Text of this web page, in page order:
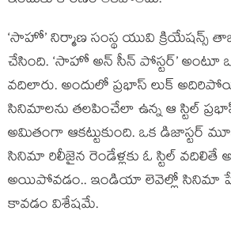
‘సాహో’ నిర్మాణ సంస్థ యువి క్రియేషన్స్
చేసింది. ‘సాహో అన్ సీన్ పోస్టర్’ అంటూ ఒక
వదిలారు. అందులో ప్రభాస్ లుక్
సినిమాలను తలపించేలా ఉన్న ఆ స్టిల్
అమితంగా ఆకట్టుకుంది. ఒక డిజాస్టర్
సినిమా రిలీజైన రెండేళ్లకు ఓ స్టిల్ వదిలితే
అయిపోవడం.. ఇండియా లెవెల్లో సినిమా
కావడం విశేషమే.